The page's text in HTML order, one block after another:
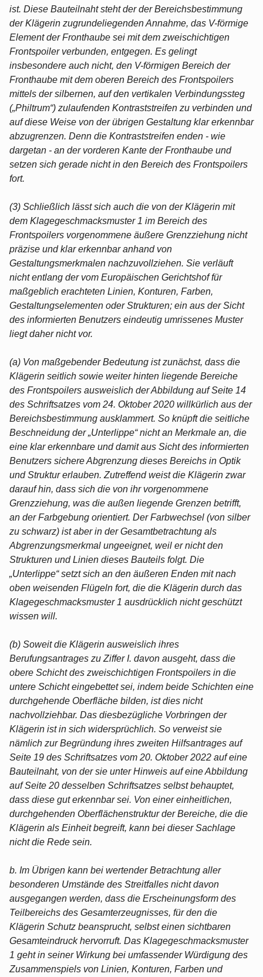
ist. Diese Bauteilnaht steht der der Bereichsbestimmung
der Klägerin zugrundeliegenden Annahme, das V-förmige
Element der Fronthaube sei mit dem zweischichtigen
Frontspoiler verbunden, entgegen. Es gelingt
insbesondere auch nicht, den V-förmigen Bereich der
Fronthaube mit dem oberen Bereich des Frontspoilers
mittels der silbernen, auf den vertikalen Verbindungssteg
(„Philtrum“) zulaufenden Kontraststreifen zu verbinden und
auf diese Weise von der übrigen Gestaltung klar erkennbar
abzugrenzen. Denn die Kontraststreifen enden - wie
dargetan - an der vorderen Kante der Fronthaube und
setzen sich gerade nicht in den Bereich des Frontspoilers
fort.
(3) Schließlich lässt sich auch die von der Klägerin mit
dem Klagegeschmacksmuster 1 im Bereich des
Frontspoilers vorgenommene äußere Grenzziehung nicht
präzise und klar erkennbar anhand von
Gestaltungsmerkmalen nachzuvollziehen. Sie verläuft
nicht entlang der vom Europäischen Gerichtshof für
maßgeblich erachteten Linien, Konturen, Farben,
Gestaltungselementen oder Strukturen; ein aus der Sicht
des informierten Benutzers eindeutig umrissenes Muster
liegt daher nicht vor.
(a) Von maßgebender Bedeutung ist zunächst, dass die
Klägerin seitlich sowie weiter hinten liegende Bereiche
des Frontspoilers ausweislich der Abbildung auf Seite 14
des Schriftsatzes vom 24. Oktober 2020 willkürlich aus der
Bereichsbestimmung ausklammert. So knüpft die seitliche
Beschneidung der „Unterlippe“ nicht an Merkmale an, die
eine klar erkennbare und damit aus Sicht des informierten
Benutzers sichere Abgrenzung dieses Bereichs in Optik
und Struktur erlauben. Zutreffend weist die Klägerin zwar
darauf hin, dass sich die von ihr vorgenommene
Grenzziehung, was die außen liegende Grenzen betrifft,
an der Farbgebung orientiert. Der Farbwechsel (von silber
zu schwarz) ist aber in der Gesamtbetrachtung als
Abgrenzungsmerkmal ungeeignet, weil er nicht den
Strukturen und Linien dieses Bauteils folgt. Die
„Unterlippe“ setzt sich an den äußeren Enden mit nach
oben weisenden Flügeln fort, die die Klägerin durch das
Klagegeschmacksmuster 1 ausdrücklich nicht geschützt
wissen will.
(b) Soweit die Klägerin ausweislich ihres
Berufungsantrages zu Ziffer I. davon ausgeht, dass die
obere Schicht des zweischichtigen Frontspoilers in die
untere Schicht eingebettet sei, indem beide Schichten eine
durchgehende Oberfläche bilden, ist dies nicht
nachvollziehbar. Das diesbezügliche Vorbringen der
Klägerin ist in sich widersprüchlich. So verweist sie
nämlich zur Begründung ihres zweiten Hilfsantrages auf
Seite 19 des Schriftsatzes vom 20. Oktober 2022 auf eine
Bauteilnaht, von der sie unter Hinweis auf eine Abbildung
auf Seite 20 desselben Schriftsatzes selbst behauptet,
dass diese gut erkennbar sei. Von einer einheitlichen,
durchgehenden Oberflächenstruktur der Bereiche, die die
Klägerin als Einheit begreift, kann bei dieser Sachlage
nicht die Rede sein.
b. Im Übrigen kann bei wertender Betrachtung aller
besonderen Umstände des Streitfalles nicht davon
ausgegangen werden, dass die Erscheinungsform des
Teilbereichs des Gesamterzeugnisses, für den die
Klägerin Schutz beansprucht, selbst einen sichtbaren
Gesamteindruck hervorruft. Das Klagegeschmacksmuster
1 geht in seiner Wirkung bei umfassender Würdigung des
Zusammenspiels von Linien, Konturen, Farben und